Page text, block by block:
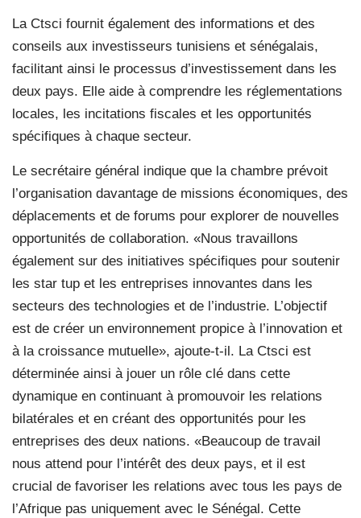
La Ctsci fournit également des informations et des
conseils aux investisseurs tunisiens et sénégalais,
facilitant ainsi le processus d’investissement dans les
deux pays. Elle aide à comprendre les réglementations
locales, les incitations fiscales et les opportunités
spécifiques à chaque secteur.
Le secrétaire général indique que la chambre prévoit
l’organisation davantage de missions économiques, des
déplacements et de forums pour explorer de nouvelles
opportunités de collaboration. «Nous travaillons
également sur des initiatives spécifiques pour soutenir
les star tup et les entreprises innovantes dans les
secteurs des technologies et de l’industrie. L’objectif
est de créer un environnement propice à l’innovation et
à la croissance mutuelle», ajoute-t-il. La Ctsci est
déterminée ainsi à jouer un rôle clé dans cette
dynamique en continuant à promouvoir les relations
bilatérales et en créant des opportunités pour les
entreprises des deux nations. «Beaucoup de travail
nous attend pour l’intérêt des deux pays, et il est
crucial de favoriser les relations avec tous les pays de
l’Afrique pas uniquement avec le Sénégal. Cette